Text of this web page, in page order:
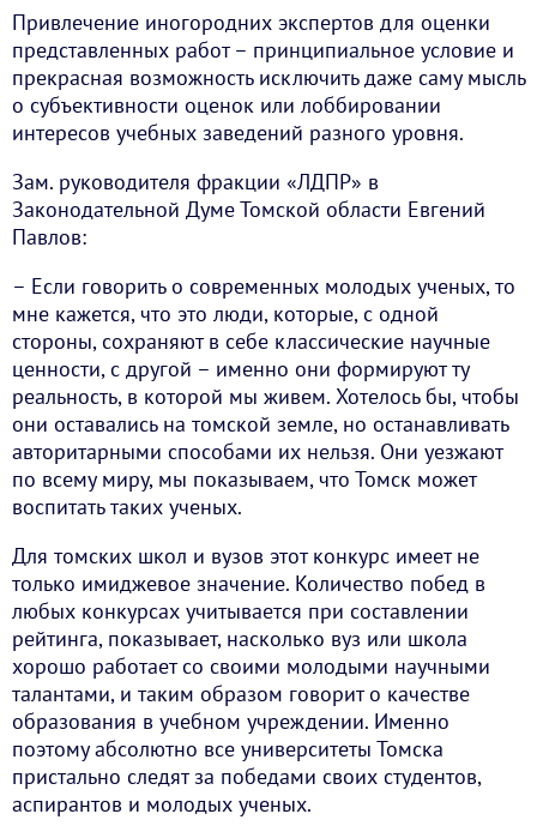
Привлечение иногородних экспертов для оценки
представленных работ – принципиальное условие и
прекрасная возможность исключить даже саму мысль
о субъективности оценок или лоббировании
интересов учебных заведений разного уровня.
Зам. руководителя фракции «ЛДПР» в
Законодательной Думе Томской области Евгений
Павлов:
– Если говорить о современных молодых ученых, то
мне кажется, что это люди, которые, с одной
стороны, сохраняют в себе классические научные
ценности, с другой – именно они формируют ту
реальность, в которой мы живем. Хотелось бы, чтобы
они оставались на томской земле, но останавливать
авторитарными способами их нельзя. Они уезжают
по всему миру, мы показываем, что Томск может
воспитать таких ученых.
Для томских школ и вузов этот конкурс имеет не
только имиджевое значение. Количество побед в
любых конкурсах учитывается при составлении
рейтинга, показывает, насколько вуз или школа
хорошо работает со своими молодыми научными
талантами, и таким образом говорит о качестве
образования в учебном учреждении. Именно
поэтому абсолютно все университеты Томска
пристально следят за победами своих студентов,
аспирантов и молодых ученых.